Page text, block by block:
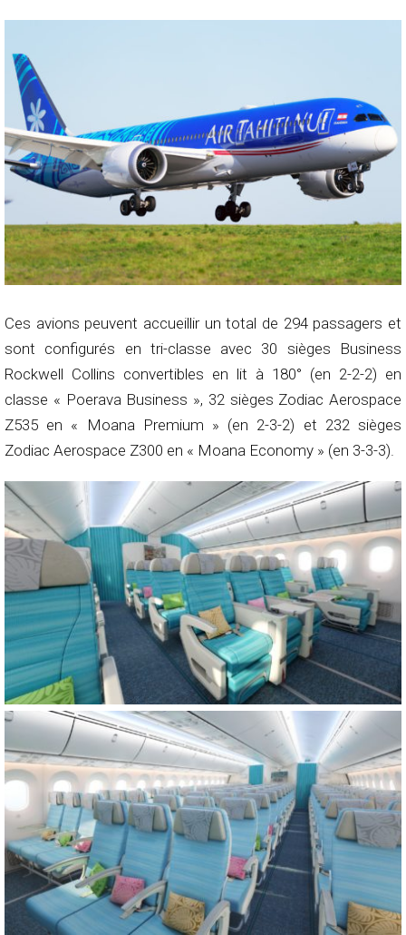
Ces avions peuvent accueillir un total de 294 passagers et
sont configurés en tri-classe avec 30 sièges Business
Rockwell Collins convertibles en lit à 180° (en 2-2-2) en
classe « Poerava Business », 32 sièges Zodiac Aerospace
Z535 en « Moana Premium » (en 2-3-2) et 232 sièges
Zodiac Aerospace Z300 en « Moana Economy » (en 3-3-3).